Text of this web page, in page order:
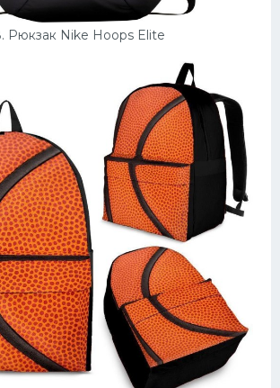
Рюкзак Nike Hoops Elite